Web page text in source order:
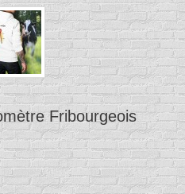
Fribourgeois